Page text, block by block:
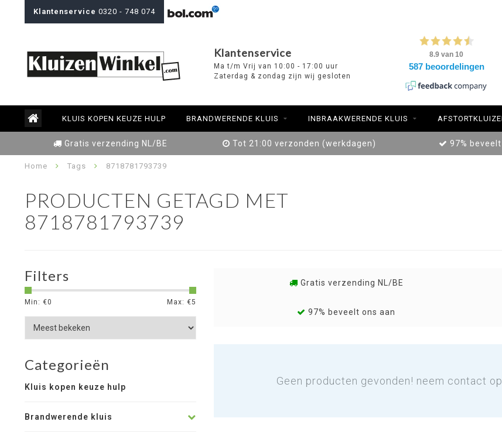
Klantenservice 0320 - 748 074
Klantenservice
Ma t/m Vrij van 10:00 - 17:00 uur
Zaterdag & zondag zijn wij gesloten
KLUIS KOPEN KEUZE HULP BRANDWERENDE KLUIS INBRAAKWERENDE KLUIS
Gratis verzending NL/BE Tot 21:00 verzonden (werkdagen) 97%
Home Tags 8718781793739
PRODUCTEN GETAGD MET
8718781793739
Filters
Min: €0 Max: €5
Categorieën
Kluis kopen keuze hulp
Brandwerende kluis
Gratis verzending NL/BE
97% beveelt ons aan
Geen producten gevonden! neem contact